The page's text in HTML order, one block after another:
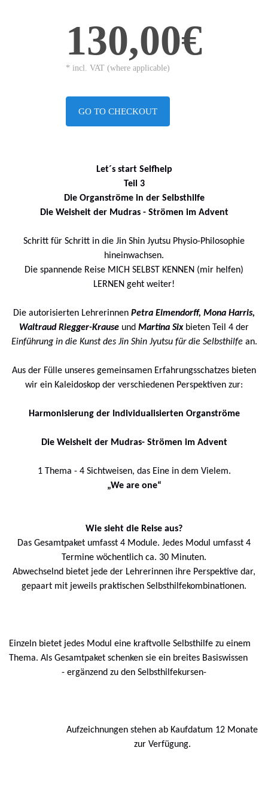
130,00€
* incl. VAT (where applicable)
GO TO CHECKOUT
Let´s start Selfhelp
Teil 3
Die Organströme in der Selbsthilfe
Die Weisheit der Mudras - Strömen im Advent
Schritt für Schritt in die Jin Shin Jyutsu Physio-Philosophie
hineinwachsen.
Die spannende Reise MICH SELBST KENNEN (mir helfen)
LERNEN geht weiter!
Die autorisierten Lehrerinnen Petra Elmendorff, Mona Harris,
Waltraud Riegger-Krause und Martina Sixbieten Teil 4 der
Einführung in die Kunst des Jin Shin Jyutsu für die Selbsthilfe an.
Aus der Fülle unseres gemeinsamen Erfahrungsschatzes bieten
wir ein Kaleidoskop der verschiedenen Perspektiven zur:
Harmonisierung der Individualisierten Organströme
Die Weisheit der Mudras- Strömen im Advent
1 Thema - 4 Sichtweisen, das Eine in dem Vielem.
„We are one“
Wie sieht die Reise aus?
Das Gesamtpaket umfasst 4 Module. Jedes Modul umfasst 4
Termine wöchentlich ca. 30 Minuten.
Abwechselnd bietet jede der Lehrerinnen ihre Perspektive dar,
gepaart mit jeweils praktischen Selbsthilfekombinationen.
Einzeln bietet jedes Modul eine kraftvolle Selbsthilfe zu einem
Thema. Als Gesamtpaket schenken sie ein breites Basiswissen
- ergänzend zu den Selbsthilfekursen-
Aufzeichnungen stehen ab Kaufdatum 12 Monate
zur Verfügung.